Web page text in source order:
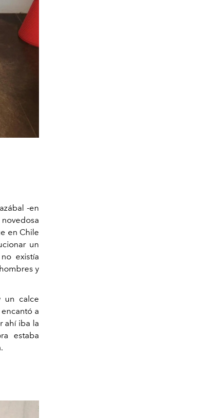
-en
en Chile
un
existía
y
un calce
a
ahí iba la
estaba